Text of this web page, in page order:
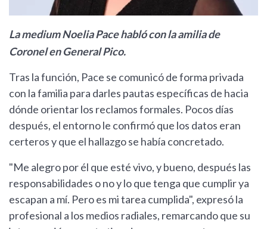
La medium Noelia Pace habló con la amilia de
Coronel en General Pico.
Tras la función, Pace se comunicó de forma privada
con la familia para darles pautas específicas de hacia
dónde orientar los reclamos formales. Pocos días
después, el entorno le confirmó que los datos eran
certeros y que el hallazgo se había concretado.
"Me alegro por él que esté vivo, y bueno, después las
responsabilidades o no y lo que tenga que cumplir ya
escapan a mí. Pero es mi tarea cumplida", expresó la
profesional a los medios radiales, remarcando que su